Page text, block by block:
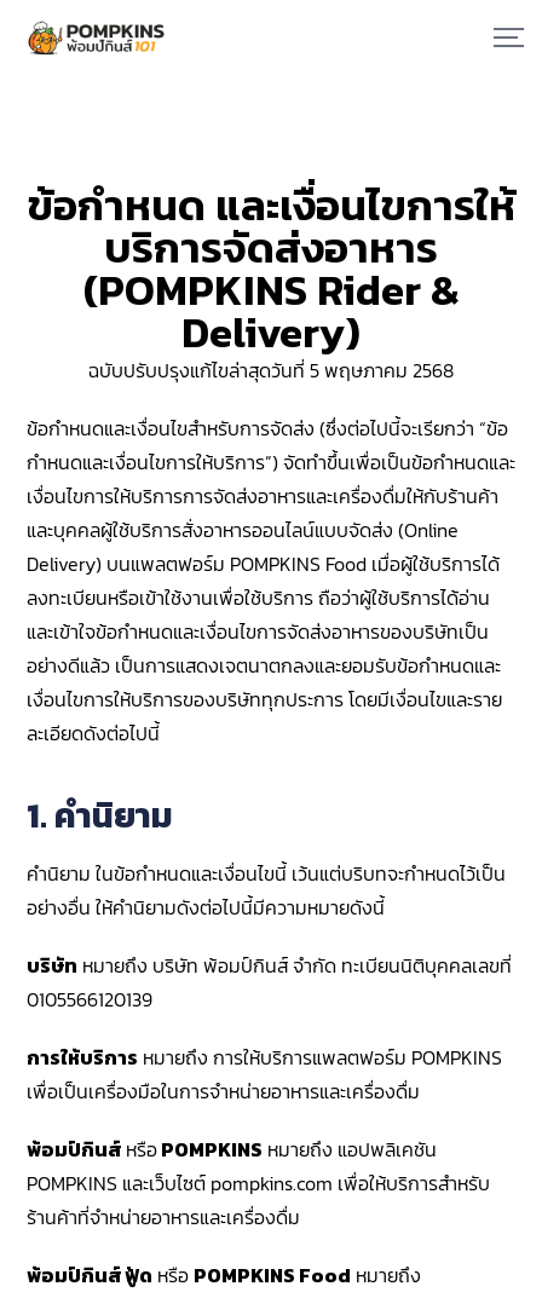
ข้อกําหนด และเงื่อนไขการให้
บริการจัดส่งอาหาร
(POMPKINS Rider &
Delivery)
ฉบับปรับปรุงแก้ไขล่าสุดวันที่ 5 พฤษภาคม 2568
ข้อกำหนดและเงื่อนไขสำหรับการจัดส่ง (ซึ่งต่อไปนี้จะเรียกว่า “ข้อ
กำหนดและเงื่อนไขการให้บริการ”) จัดทำขึ้นเพื่อเป็นข้อกำหนดและ
เงื่อนไขการให้บริการการจัดส่งอาหารและเครื่องดื่มให้กับร้านค้า
และบุคคลผู้ใช้บริการสั่งอาหารออนไลน์แบบจัดส่ง (Online
Delivery) บนแพลตฟอร์ม POMPKINS Food เมื่อผู้ใช้บริการได้
ลงทะเบียนหรือเข้าใช้งานเพื่อใช้บริการ ถือว่าผู้ใช้บริการได้อ่าน
และเข้าใจข้อกำหนดและเงื่อนไขการจัดส่งอาหารของบริษัทเป็น
อย่างดีแล้ว เป็นการแสดงเจตนาตกลงและยอมรับข้อกำหนดและ
เงื่อนไขการให้บริการของบริษัททุกประการ โดยมีเงื่อนไขและราย
ละเอียดดังต่อไปนี้
1. คำนิยาม
คำนิยาม ในข้อกำหนดและเงื่อนไขนี้ เว้นแต่บริบทจะกำหนดไว้เป็น
อย่างอื่น ให้คำนิยามดังต่อไปนี้มีความหมายดังนี้
บริษัท หมายถึง บริษัท พ้อมป์กินส์ จำกัด ทะเบียนนิติบุคคลเลขที่
0105566120139
การให้บริการ หมายถึง การให้บริการแพลตฟอร์ม POMPKINS
เพื่อเป็นเครื่องมือในการจำหน่ายอาหารและเครื่องดื่ม
พ้อมป์กินส์ หรือPOMPKINS หมายถึง แอปพลิเคชัน
POMPKINS และเว็บไซต์ pompkins.com เพื่อให้บริการสำหรับ
ร้านค้าที่จำหน่ายอาหารและเครื่องดื่ม
พ้อมป์กินส์ ฟู้ด หรือ POMPKINS Food หมายถึง